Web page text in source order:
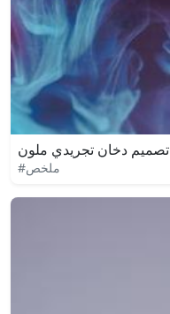
تصميم دخان تجريدي ملون
#ملخص